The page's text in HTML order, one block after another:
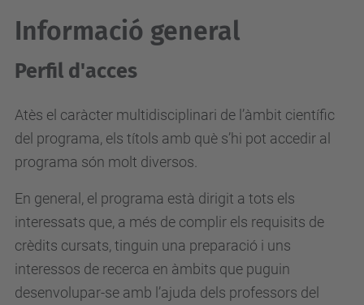
Informació general
Perfil d'acces
Atès el caràcter multidisciplinari de l’àmbit científic
del programa, els títols amb què s’hi pot accedir al
programa són molt diversos.
En general, el programa està dirigit a tots els
interessats que, a més de complir els requisits de
crèdits cursats, tinguin una preparació i uns
interessos de recerca en àmbits que puguin
desenvolupar-se amb l’ajuda dels professors del